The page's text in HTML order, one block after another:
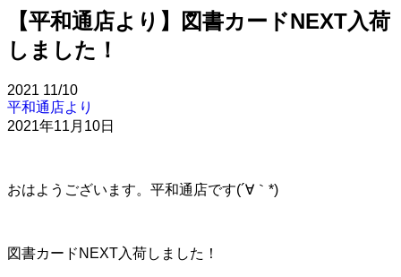
【平和通店より】図書カードNEXT入荷
しました！
2021 11/10
平和通店より
2021年11月10日
おはようございます。平和通店です(´∀｀*)
図書カードNEXT入荷しました！